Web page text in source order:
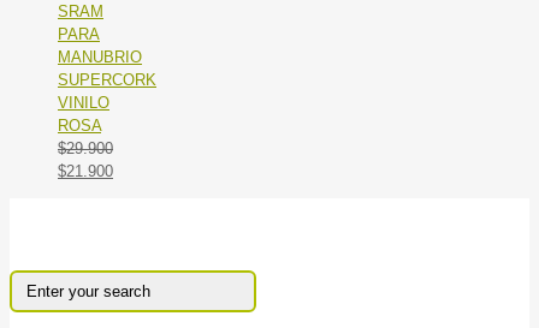
SRAM
PARA
MANUBRIO
SUPERCORK
VINILO
ROSA
$29.900
El
$21.900El